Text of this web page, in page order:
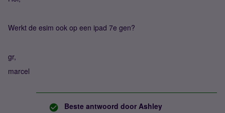
Werkt de esim ook op een ipad 7e gen?
gr,
marcel
Beste antwoord door Ashley